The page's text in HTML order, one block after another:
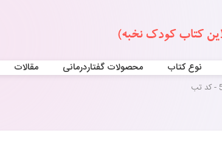
نوع کتاب محصولات گفتاردرمانی مقالات